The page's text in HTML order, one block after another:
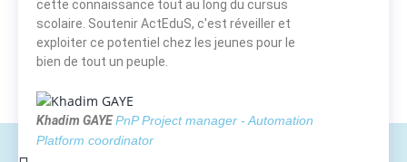
cette connaissance tout au long du cursus
scolaire. Soutenir ActEduS, c'est réveiller et
exploiter ce potentiel chez les jeunes pour le
bien de tout un peuple.
Khadim GAYEPnP Project manager - Automation
Platform coordinator